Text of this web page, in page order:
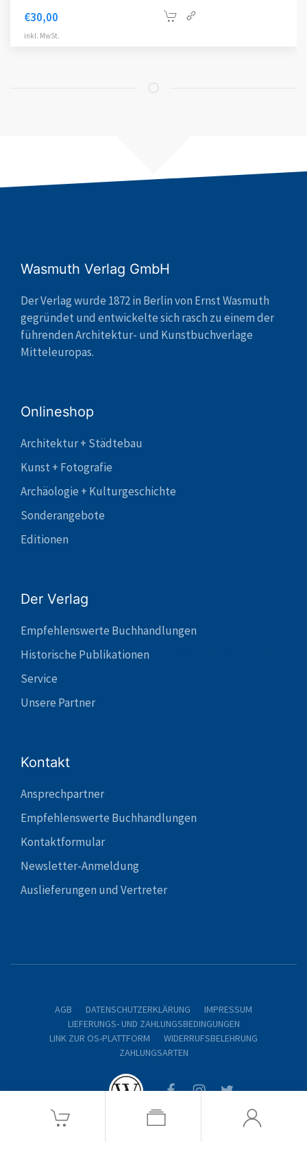
€30,00
inkl. MwSt.
Wasmuth Verlag GmbH
Der Verlag wurde 1872 in Berlin von Ernst Wasmuth
gegründet und entwickelte sich rasch zu einem der
führenden Architektur- und Kunstbuchverlage
Mitteleuropas.
Onlineshop
Architektur + Städtebau
Kunst + Fotografie
Archäologie + Kulturgeschichte
Sonderangebote
Editionen
Der Verlag
Empfehlenswerte Buchhandlungen
Historische Publikationen
Service
Unsere Partner
Kontakt
Ansprechpartner
Empfehlenswerte Buchhandlungen
Kontaktformular
Newsletter-Anmeldung
Auslieferungen und Vertreter
AGB DATENSCHUTZERKLÄRUNG
IMPRESSUM
LIEFERUNGS- UND ZAHLUNGSBEDINGUNGEN
LINK ZUR OS-PLATTFORM
WIDERRUFSBELEHRUNG
ZAHLUNGSARTEN